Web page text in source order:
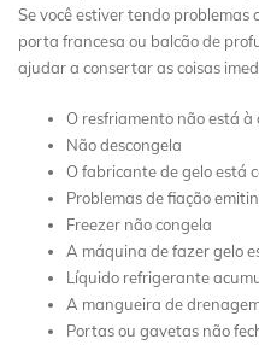
Se você estiver tendo
porta francesa ou balcão de
ajudar a consertar as coisas
O resfriamento não está à
Não descongela
O fabricante de gelo está
Problemas de fiação
Freezer não congela
A máquina de fazer gelo
Líquido refrigerante
A mangueira de
Portas ou gavetas não